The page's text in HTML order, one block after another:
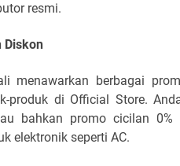
resmi.
Diskon
menawarkan berbagai
produk di Official Store.
bahkan promo cicilan 0%
elektronik seperti AC.